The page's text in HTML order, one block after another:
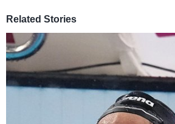
Related Stories